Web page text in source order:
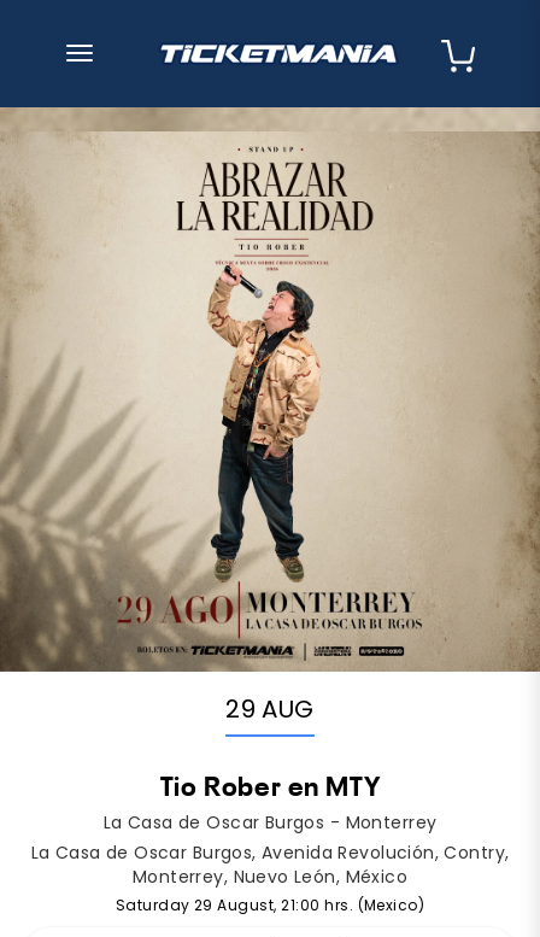
desplegar navegación
29 AUG
Tio Rober en MTY
La Casa de Oscar Burgos - Monterrey
La Casa de Oscar Burgos, Avenida Revolución, Contry,
Monterrey, Nuevo León, México
Saturday 29 August, 21:00 hrs. (Mexico)